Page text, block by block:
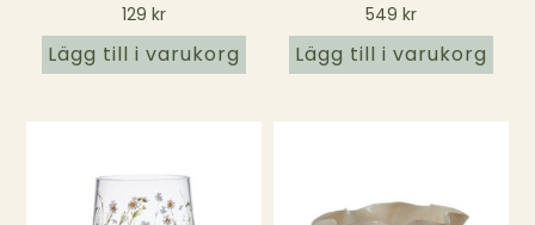
129kr
Lägg till i varukorg
549 kr
Lägg till i varukorg